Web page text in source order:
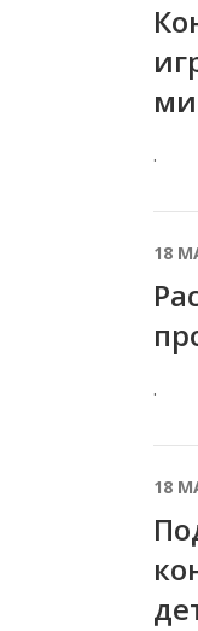
.
18
.
18